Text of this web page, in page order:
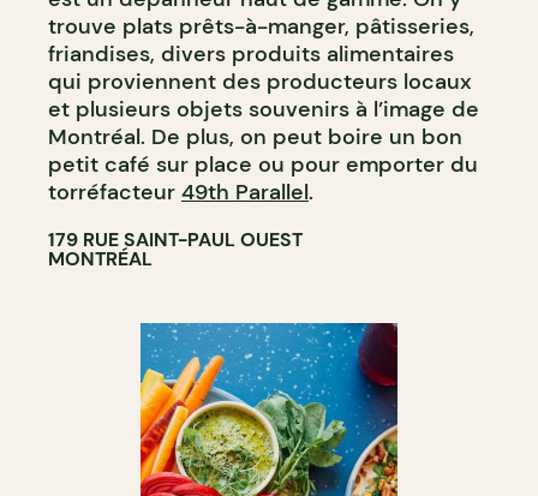
trouve plats prêts-à-manger, pâtisseries,
friandises, divers produits alimentaires
qui proviennent des producteurs locaux
et plusieurs objets souvenirs à l’image de
Montréal. De plus, on peut boire un bon
petit café sur place ou pour emporter du
torréfacteur 49th Parallel.
179 RUE SAINT-PAUL OUEST
MONTRÉAL